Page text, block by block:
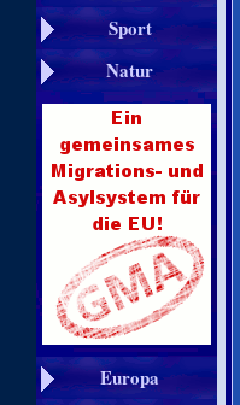
Sport
Natur
Europa